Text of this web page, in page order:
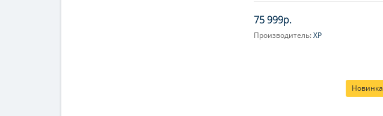
75 999р.
Производитель:XP
Новинка